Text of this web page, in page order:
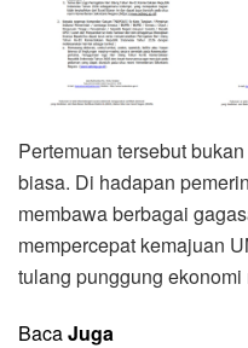
Pertemuan tersebut
biasa. Di hadapan
membawa berbagai
mempercepat kemajuan
tulang punggung
BacaJuga